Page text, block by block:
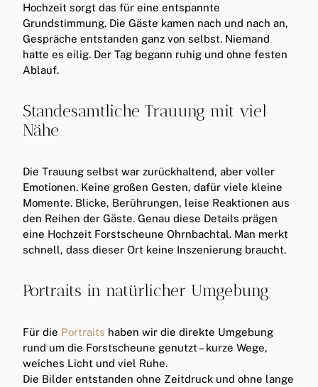
Hochzeit sorgt das für eine entspannte
Grundstimmung. Die Gäste kamen nach und nach an,
Gespräche entstanden ganz von selbst. Niemand
hatte es eilig. Der Tag begann ruhig und ohne festen
Ablauf.
Standesamtliche Trauung mit viel
Nähe
Die Trauung selbst war zurückhaltend, aber voller
Emotionen. Keine großen Gesten, dafür viele kleine
Momente. Blicke, Berührungen, leise Reaktionen aus
den Reihen der Gäste. Genau diese Details prägen
eine Hochzeit Forstscheune Ohrnbachtal. Man merkt
schnell, dass dieser Ort keine Inszenierung braucht.
Portraits in natürlicher Umgebung
Für die Portraits haben wir die direkte Umgebung
rund um die Forstscheune genutzt – kurze Wege,
weiches Licht und viel Ruhe.
Die Bilder entstanden ohne Zeitdruck und ohne lange